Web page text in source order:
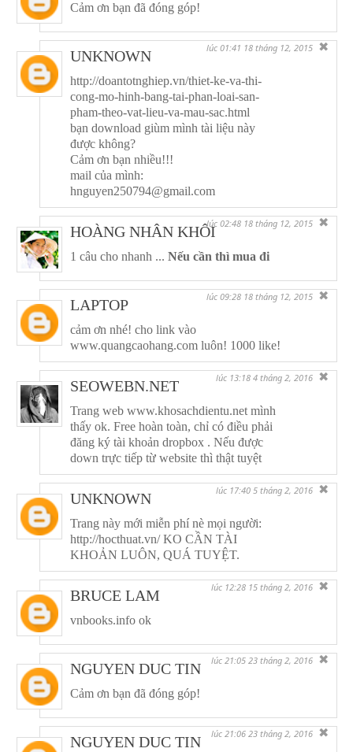
Cảm ơn bạn đã đóng góp!
UNKNOWN lúc 01:41 18 tháng 12, 2015 ✖
http://doantotnghiep.vn/thiet-ke-va-thi-
cong-mo-hinh-bang-tai-phan-loai-san-
pham-theo-vat-lieu-va-mau-sac.html
bạn download giùm mình tài liệu này
được không?
Cảm ơn bạn nhiều!!!
mail của mình:
hnguyen250794@gmail.com
HOÀNG NHÂN KHÔIlúc 02:48 18 tháng 12, 2015 ✖
1 câu cho nhanh ... Nếu cần thì mua đi
LAPTOP lúc 09:28 18 tháng 12, 2015 ✖
cảm ơn nhé! cho link vào
www.quangcaohang.com luôn! 1000 like!
SEOWEBN.NET lúc 13:18 4 tháng 2, 2016 ✖
Trang web www.khosachdientu.net mình
thấy ok. Free hoàn toàn, chỉ có điều phải
đăng ký tài khoản dropbox . Nếu được
down trực tiếp từ website thì thật tuyệt
UNKNOWN lúc 17:40 5 tháng 2, 2016 ✖
Trang này mới miễn phí nè mọi người:
http://hocthuat.vn/ KO CẦN TÀI
KHOẢN LUÔN, QUÁ TUYỆT.
BRUCE LAM lúc 12:28 15 tháng 2, 2016 ✖
vnbooks.info ok
NGUYEN DUC TIN lúc 21:05 23 tháng 2, 2016 ✖
Cảm ơn bạn đã đóng góp!
NGUYEN DUC TIN lúc 21:06 23 tháng 2, 2016 ✖